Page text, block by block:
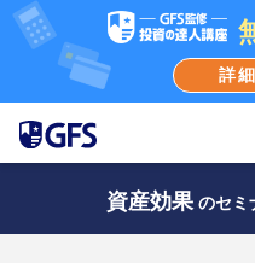
詳
資産効果 のセミ